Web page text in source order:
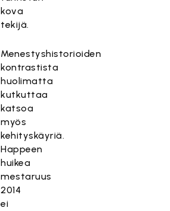
kova
tekijä.
Menestyshistorioiden
kontrastista
huolimatta
kutkuttaa
katsoa
myös
kehityskäyriä.
Happeen
huikea
mestaruus
2014
ei